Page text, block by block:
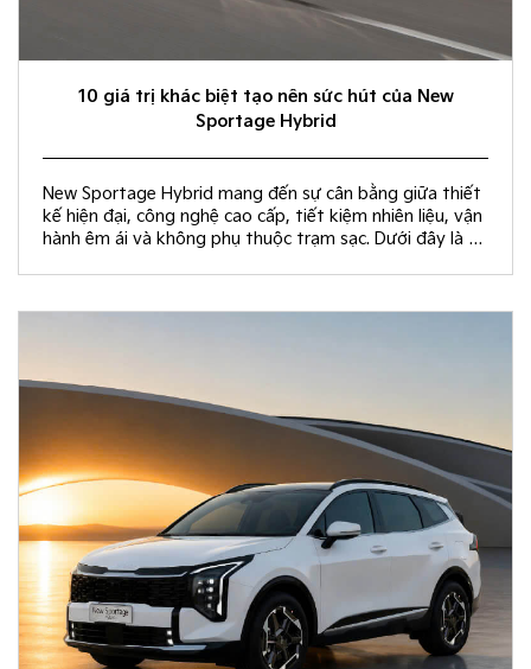
10 giá trị khác biệt tạo nên sức hút của New
Sportage Hybrid
New Sportage Hybrid mang đến sự cân bằng giữa thiết
kế hiện đại, công nghệ cao cấp, tiết kiệm nhiên liệu, vận
hành êm ái và không phụ thuộc trạm sạc. Dưới đây là 10